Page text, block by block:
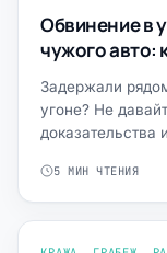
Обвинение в
чужого авто:
Задержали
угоне? Не
доказательства
5 МИН ЧТЕНИЯ